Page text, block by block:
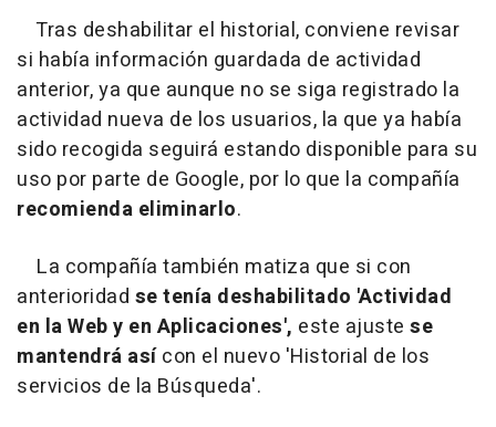
Tras deshabilitar el historial, conviene revisar
si había información guardada de actividad
anterior, ya que aunque no se siga registrado la
actividad nueva de los usuarios, la que ya había
sido recogida seguirá estando disponible para su
uso por parte de Google, por lo que la compañía
recomienda eliminarlo.
La compañía también matiza que si con
anterioridad se tenía deshabilitado 'Actividad
en la Web y en Aplicaciones', este ajuste se
mantendrá asícon el nuevo 'Historial de los
servicios de la Búsqueda'.